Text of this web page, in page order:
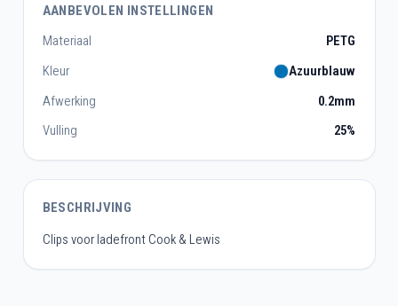
AANBEVOLEN INSTELLINGEN
Materiaal
PETG
Kleur
Azuurblauw
Afwerking
0.2mm
Vulling
25%
BESCHRIJVING
Clips voor ladefront Cook & Lewis